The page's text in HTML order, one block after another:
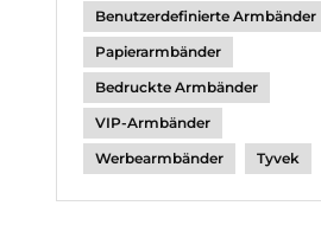
Benutzerdefinierte Armbänder
Papierarmbänder
Bedruckte Armbänder
VIP-Armbänder
Werbearmbänder
Tyvek